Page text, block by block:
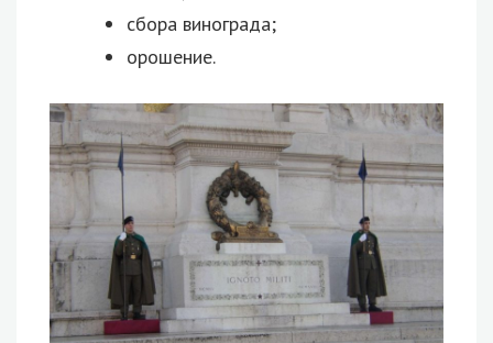
сбора винограда;
орошение.